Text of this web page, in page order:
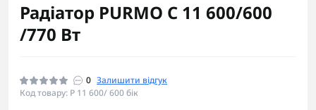
Радіатор PURMO C 11 600/600
/770 Вт
0 Залишити відгук
Код товару: P 11 600/ 600 бік